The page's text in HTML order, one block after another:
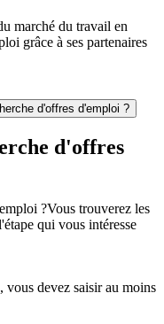
marché du travail en
grâce à ses partenaires
d'offres d'emploi ?
d'offres
?Vous trouverez les
qui vous intéresse
vous devez saisir au moins